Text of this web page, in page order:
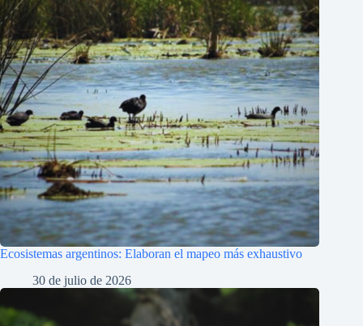
Ecosistemas argentinos: Elaboran el mapeo más exhaustivo
30 de julio de 2026